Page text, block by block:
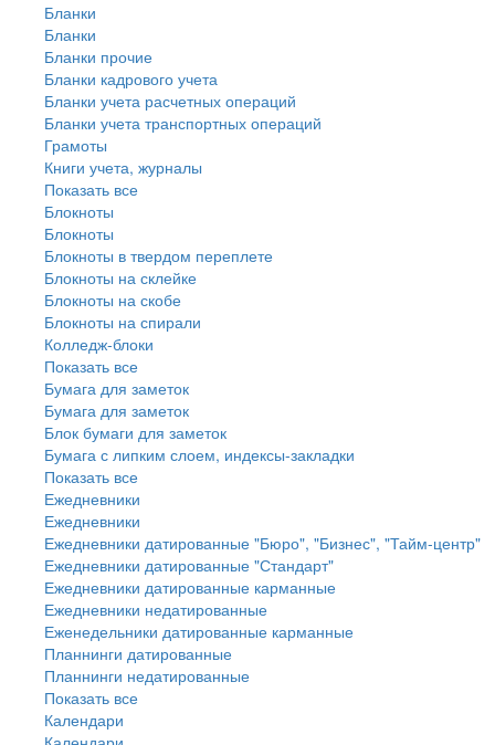
Бланки
Бланки
Бланки прочие
Бланки кадрового учета
Бланки учета расчетных операций
Бланки учета транспортных операций
Грамоты
Книги учета, журналы
Показать все
Блокноты
Блокноты
Блокноты в твердом переплете
Блокноты на склейке
Блокноты на скобе
Блокноты на спирали
Колледж-блоки
Показать все
Бумага для заметок
Бумага для заметок
Блок бумаги для заметок
Бумага с липким слоем, индексы-закладки
Показать все
Ежедневники
Ежедневники
Ежедневники датированные "Бюро", "Бизнес", "Тайм-центр"
Ежедневники датированные "Стандарт"
Ежедневники датированные карманные
Ежедневники недатированные
Еженедельники датированные карманные
Планнинги датированные
Планнинги недатированные
Показать все
Календари